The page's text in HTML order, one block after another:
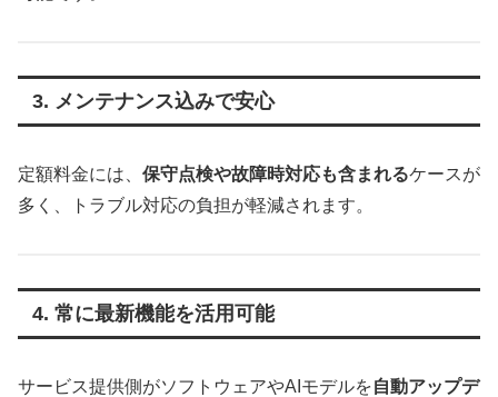
3. メンテナンス込みで安心
定額料金には、 保守点検や故障時対応も含まれるケースが
多く、トラブル対応の負担が軽減されます。
4. 常に最新機能を活用可能
サービス提供側がソフトウェアやAIモデルを自動アップデ